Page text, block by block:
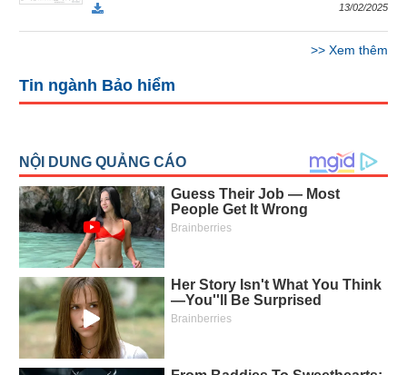
13/02/2025
>> Xem thêm
Tin ngành Bảo hiểm
tích
Thuật
Dịch
vụ
(-)
Đào
tạo